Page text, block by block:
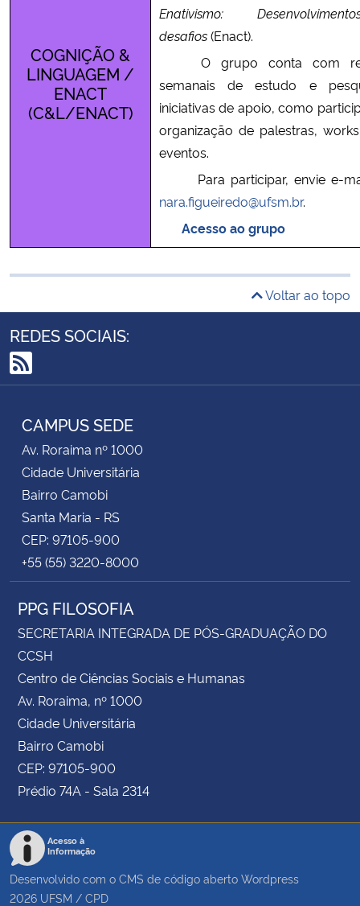
COGNIÇÃO &
LINGUAGEM /
ENACT
(C&L/ENACT)
Enativismo:
desafios(Enact).
O grupo conta com
semanais de estudo e
iniciativas de apoio, como
organização de palestras,
eventos.
Para participar, envie e-
nara.figueiredo@ufsm.br.
Acesso ao grupo
Voltar ao topo
REDES SOCIAIS:
RSS
CAMPUS SEDE
Av. Roraima nº 1000
Cidade Universitária
Bairro Camobi
Santa Maria - RS
CEP: 97105-900
+55 (55) 3220-8000
PPG FILOSOFIA
SECRETARIA INTEGRADA DE PÓS-GRADUAÇÃO DO
CCSH
Centro de Ciências Sociais e Humanas
Av. Roraima, nº 1000
Cidade Universitária
Bairro Camobi
CEP: 97105-900
Prédio 74A - Sala 2314
Acesso à
Informação
Desenvolvido com o CMS de código aberto Wordpress
2026 UFSM / CPD